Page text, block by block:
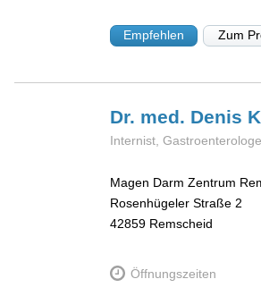
Empfehlen Zum
Dr. med. Denis
Internist, Gastroenterologe
Magen Darm Zentrum
Rosenhügeler Straße 2
42859 Remscheid
Öffnungszeiten